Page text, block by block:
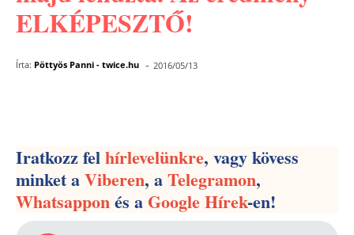
ELKÉPESZTŐ!
Írta: Pöttyös Panni - twice.hu - 2016/05/13
Iratkozz felhírlevelünkre, vagy kövess
minket aViberen, aTelegramon,
Whatsapponés aGoogle Hírek-en!